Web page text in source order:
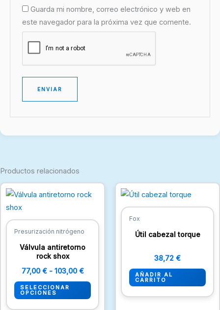
Guarda mi nombre, correo electrónico y web en
este navegador para la próxima vez que comente.
Productos relacionados
Presurización nitrógeno
Válvula antiretorno
rock shox
77,00 € - 103,00 €
Rango
de
77,00 €
hasta
SELECCIONAR
OPCIONES
múltiples
elegir
Fox
Útil cabezal torque
38,72 €
AÑADIR AL
CARRITO